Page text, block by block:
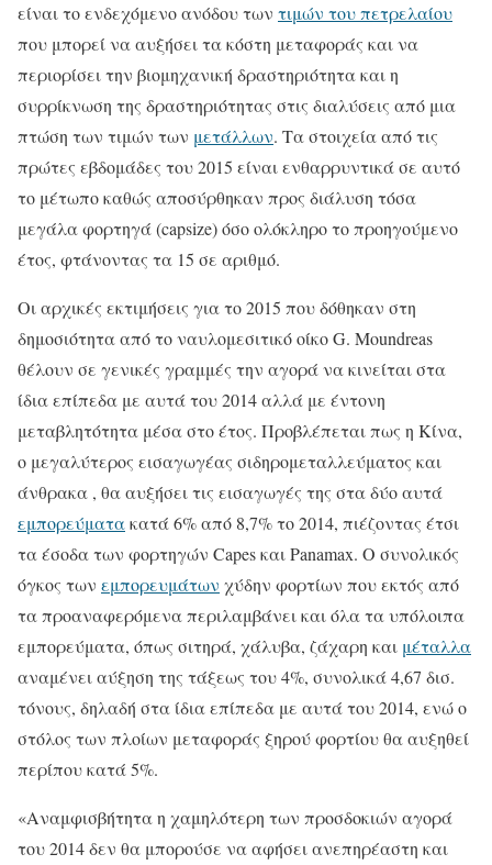
είναι το ενδεχόμενο ανόδου των τιμών του πετρελαίου
που μπορεί να αυξήσει τα κόστη μεταφοράς και να
περιορίσει την βιομηχανική δραστηριότητα και η
συρρίκνωση της δραστηριότητας στις διαλύσεις από μια
πτώση των τιμών των μετάλλων. Τα στοιχεία από τις
πρώτες εβδομάδες του 2015 είναι ενθαρρυντικά σε αυτό
το μέτωπο καθώς αποσύρθηκαν προς διάλυση τόσα
μεγάλα φορτηγά (capsize) όσο ολόκληρο το προηγούμενο
έτος, φτάνοντας τα 15 σε αριθμό.
Οι αρχικές εκτιμήσεις για το 2015 που δόθηκαν στη
δημοσιότητα από το ναυλομεσιτικό οίκο G. Moundreas
θέλουν σε γενικές γραμμές την αγορά να κινείται στα
ίδια επίπεδα με αυτά του 2014 αλλά με έντονη
μεταβλητότητα μέσα στο έτος. Προβλέπεται πως η Κίνα,
ο μεγαλύτερος εισαγωγέας σιδηρομεταλλεύματος και
άνθρακα , θα αυξήσει τις εισαγωγές της στα δύο αυτά
εμπορεύματακατά 6% από 8,7% το 2014, πιέζοντας έτσι
τα έσοδα των φορτηγών Capes και Panamax. Ο συνολικός
όγκος των εμπορευμάτων χύδην φορτίων που εκτός από
τα προαναφερόμενα περιλαμβάνει και όλα τα υπόλοιπα
εμπορεύματα, όπως σιτηρά, χάλυβα, ζάχαρη και μέταλλα
αναμένει αύξηση της τάξεως του 4%, συνολικά 4,67 δισ.
τόνους, δηλαδή στα ίδια επίπεδα με αυτά του 2014, ενώ ο
στόλος των πλοίων μεταφοράς ξηρού φορτίου θα αυξηθεί
περίπου κατά 5%.
«Αναμφισβήτητα η χαμηλότερη των προσδοκιών αγορά
του 2014 δεν θα μπορούσε να αφήσει ανεπηρέαστη και